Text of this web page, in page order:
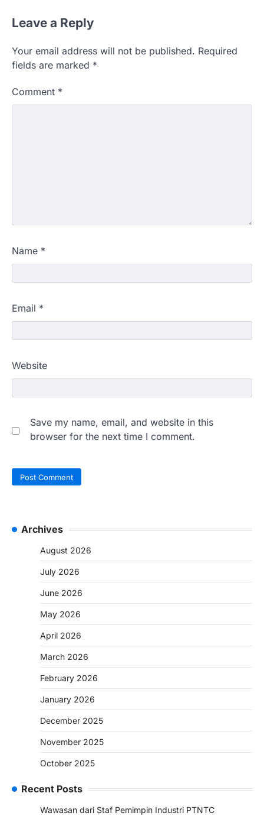
Leave a Reply
Your email address will not be published. Required
fields are marked *
Comment *
Name *
Email *
Website
Save my name, email, and website in this
browser for the next time I comment.
Archives
August 2026
July 2026
June 2026
May 2026
April 2026
March 2026
February 2026
January 2026
December 2025
November 2025
October 2025
Recent Posts
Wawasan dari Staf Pemimpin Industri PTNTC